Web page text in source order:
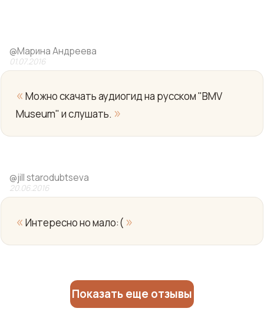
Yo
@Марина Андреева
01.07.2016
« Можно скачать аудиогид на русском "BMV
Museum" и слушать. »
@jill starodubtseva
20.06.2016
« Интересно но мало:( »
Показать еще отзывы